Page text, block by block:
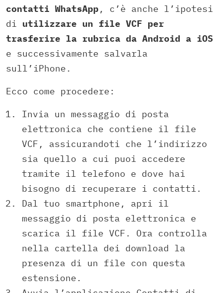
contatti WhatsApp , c’è anche l’ipotesi
di utilizzare un file VCF per
trasferire la rubrica da Android a iOS
e successivamente salvarla
sull’iPhone.
Ecco come procedere:
Invia un messaggio di posta
elettronica che contiene il file
VCF, assicurandoti che l’indirizzo
sia quello a cui puoi accedere
tramite il telefono e dove hai
bisogno di recuperare i contatti.
Dal tuo smartphone, apri il
messaggio di posta elettronica e
scarica il file VCF. Ora controlla
nella cartella dei download la
presenza di un file con questa
estensione.